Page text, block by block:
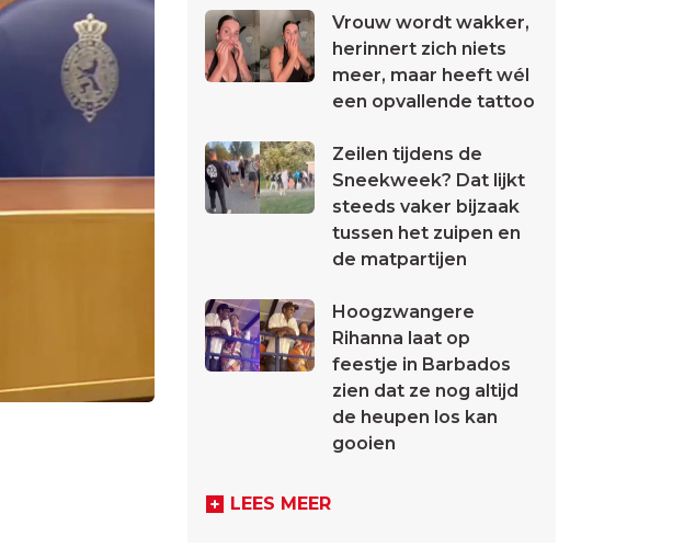
Vrouw wordt wakker,
herinnert zich niets
meer, maar heeft wél
een opvallende tattoo
Zeilen tijdens de
Sneekweek? Dat lijkt
steeds vaker bijzaak
tussen het zuipen en
de matpartijen
Hoogzwangere
Rihanna laat op
feestje in Barbados
zien dat ze nog altijd
de heupen los kan
gooien
LEES MEER